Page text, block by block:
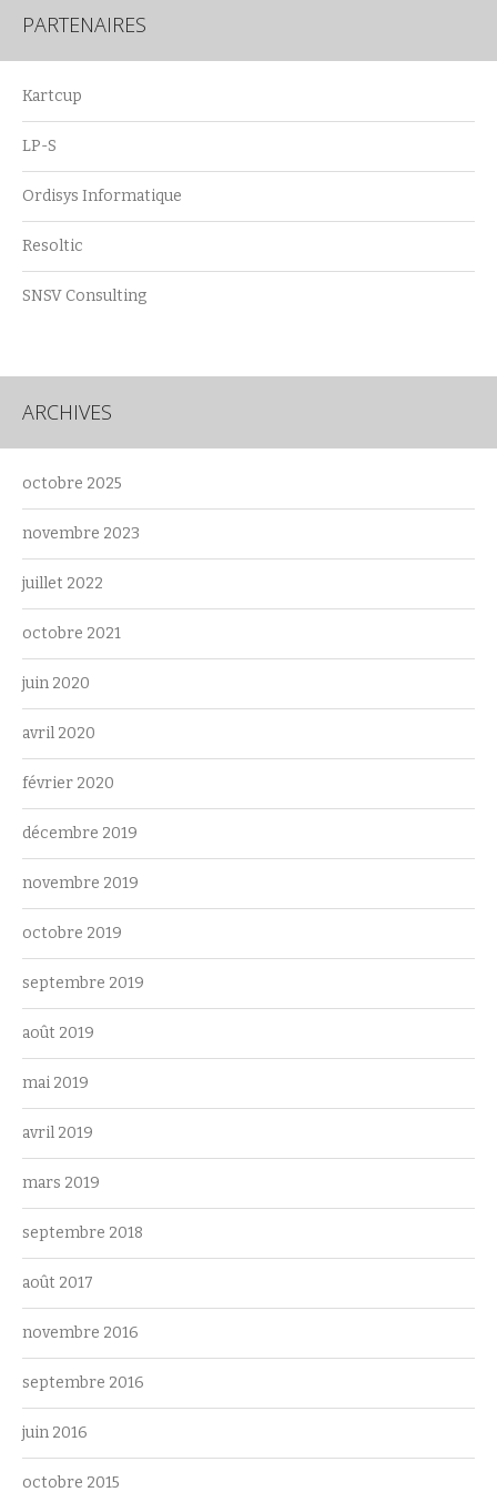
PARTENAIRES
Kartcup
LP-S
Ordisys Informatique
Resoltic
SNSV Consulting
ARCHIVES
octobre 2025
novembre 2023
juillet 2022
octobre 2021
juin 2020
avril 2020
février 2020
décembre 2019
novembre 2019
octobre 2019
septembre 2019
août 2019
mai 2019
avril 2019
mars 2019
septembre 2018
août 2017
novembre 2016
septembre 2016
juin 2016
octobre 2015